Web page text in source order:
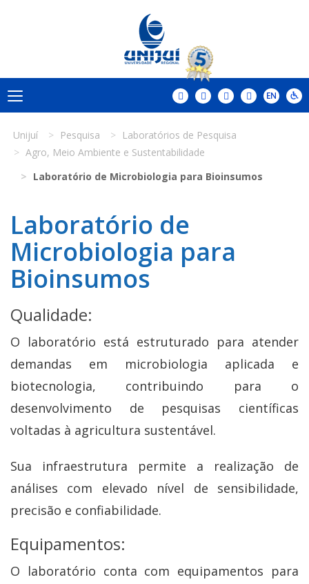
Unijuí Pesquisa
Laboratórios de Pesquisa
Agro, Meio Ambiente e Sustentabilidade
Laboratório de Microbiologia para Bioinsumos
Laboratório de
Microbiologia para
Bioinsumos
Qualidade:
O laboratório está estruturado para atender
demandas em microbiologia aplicada e
biotecnologia, contribuindo para o
desenvolvimento de pesquisas científicas
voltadas à agricultura sustentável.
Sua infraestrutura permite a realização de
análises com elevado nível de sensibilidade,
precisão e confiabilidade.
Equipamentos:
O laboratório conta com equipamentos para